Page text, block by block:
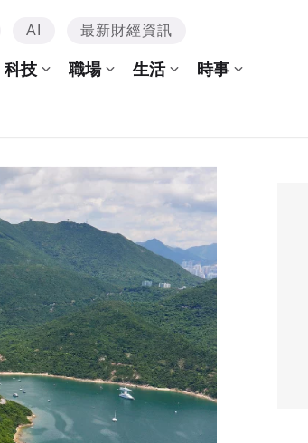
AI 最新財經資訊
科技 職場 生活 時事